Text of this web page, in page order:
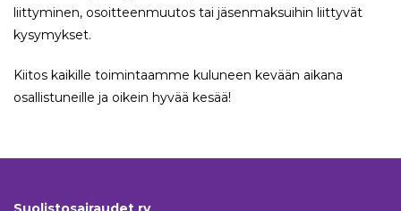
liittyminen, osoitteenmuutos tai jäsenmaksuihin liittyvät
kysymykset.
Kiitos kaikille toimintaamme kuluneen kevään aikana
osallistuneille ja oikein hyvää kesää!